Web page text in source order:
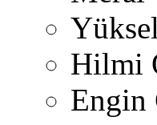
Hilmi
Engin